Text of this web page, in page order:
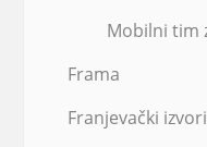
Mobilni tim
Frama
Franjevački izvori